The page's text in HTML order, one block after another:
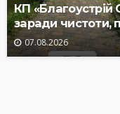
КП «Благоустрій
заради чистоти,
07.08.2026